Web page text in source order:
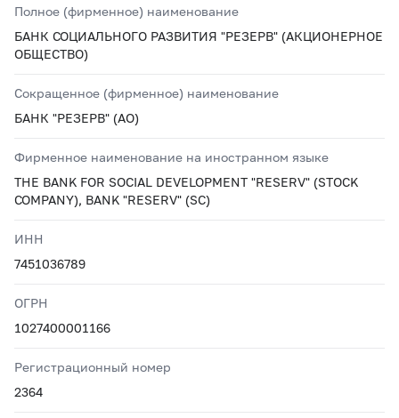
Полное (фирменное) наименование
БАНК СОЦИАЛЬНОГО РАЗВИТИЯ "РЕЗЕРВ" (АКЦИОНЕРНОЕ
ОБЩЕСТВО)
Сокращенное (фирменное) наименование
БАНК "РЕЗЕРВ" (АО)
Фирменное наименование на иностранном языке
THE BANK FOR SOCIAL DEVELOPMENT "RESERV" (STOCK
COMPANY), BANK "RESERV" (SC)
ИНН
7451036789
ОГРН
1027400001166
Регистрационный номер
2364